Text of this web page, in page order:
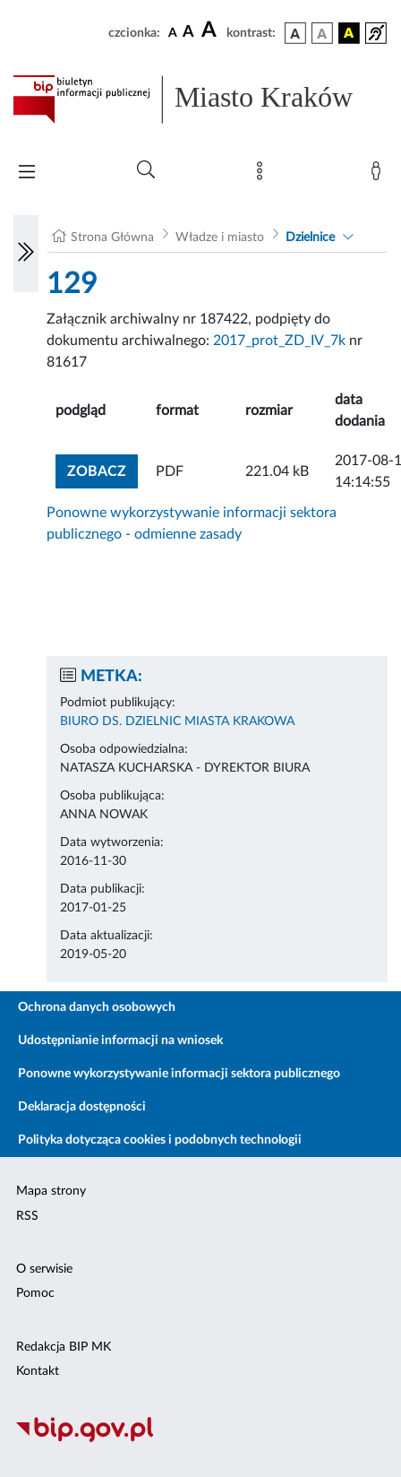
czcionka: A A A kontrast:
Miasto Kraków
Strona Główna Władze i miasto Dzielnice
129
Załącznik archiwalny nr 187422, podpięty do
dokumentu archiwalnego: 2017_prot_ZD_IV_7k nr
81617
podgląd format rozmiar
data
dodania
ZOBACZZOBACZ ZAŁĄCZNIK
PDF 221.04 kB
2017-08-
14:14:55
Ponowne wykorzystywanie informacji sektora
publicznego - odmienne zasady
METKA:
Podmiot publikujący:
BIURO DS. DZIELNIC MIASTA KRAKOWA
Osoba odpowiedzialna:
NATASZA KUCHARSKA - DYREKTOR BIURA
Osoba publikująca:
ANNA NOWAK
Data wytworzenia:
2016-11-30
Data publikacji:
2017-01-25
Data aktualizacji:
2019-05-20
Ochrona danych osobowych
Udostępnianie informacji na wniosek
Ponowne wykorzystywanie informacji sektora publicznego
Deklaracja dostępności
Polityka dotycząca cookies i podobnych technologii
Mapa strony
RSS
O serwisie
Pomoc
Redakcja BIP MK
Kontakt